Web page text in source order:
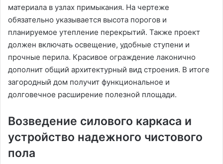
материала в узлах примыкания. На чертеже
обязательно указывается высота порогов и
планируемое утепление перекрытий. Также проект
должен включать освещение, удобные ступени и
прочные перила. Красивое ограждение лаконично
дополнит общий архитектурный вид строения. В итоге
загородный дом получит функциональное и
долговечное расширение полезной площади.
Возведение силового каркаса и
устройство надежного чистового
пола